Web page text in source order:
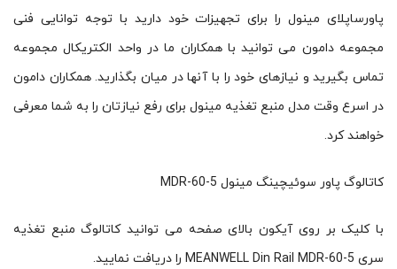
پاورساپلای مینول را برای تجهیزات خود دارید با توجه توانایی فنی
مجموعه دامون می توانید با همکاران ما در واحد الکتریکال مجموعه
تماس بگیرید و نیازهای خود را با آنها در میان بگذارید. همکاران دامون
در اسرع وقت مدل منبع تغذیه مینول برای رفع نیازتان را به شما معرفی
خواهند کرد.
کاتالوگ پاور سوئیچینگ مینول MDR-60-5
با کلیک بر روی آیکون بالای صفحه می توانید کاتالوگ منبع تغذیه
سری MEANWELL Din Rail MDR-60-5 را دریافت نمایید.